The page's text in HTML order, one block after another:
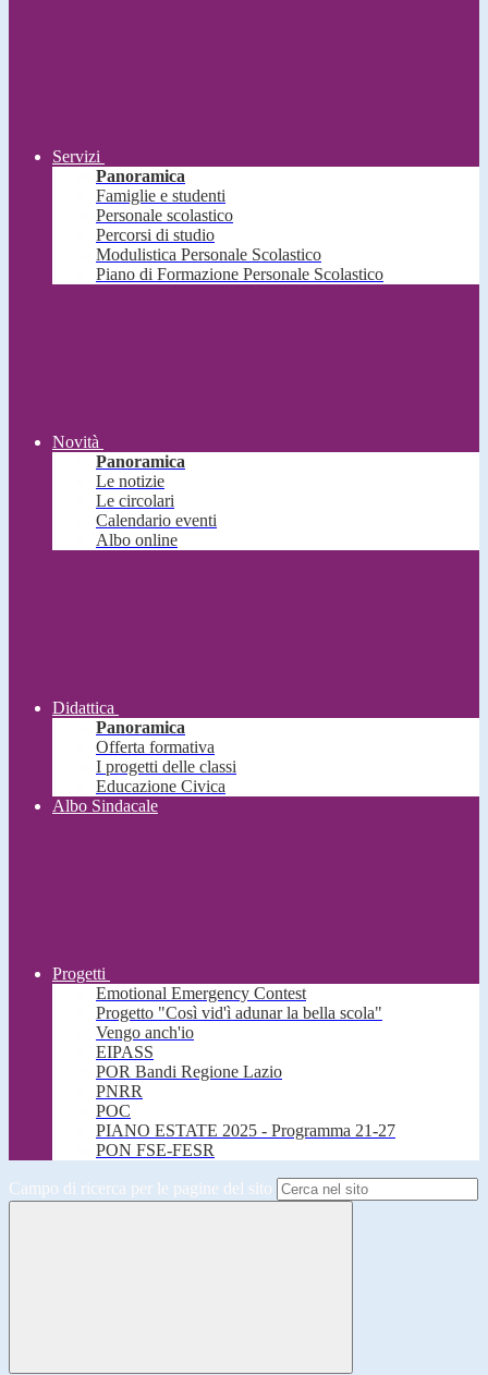
Servizi
Panoramica
Famiglie e studenti
Personale scolastico
Percorsi di studio
Modulistica Personale Scolastico
Piano di Formazione Personale Scolastico
Novità
Panoramica
Le notizie
Le circolari
Calendario eventi
Albo online
Didattica
Panoramica
Offerta formativa
I progetti delle classi
Educazione Civica
Albo Sindacale
Progetti
Emotional Emergency Contest
Progetto "Così vid'ì adunar la bella scola"
Vengo anch'io
EIPASS
POR Bandi Regione Lazio
PNRR
POC
PIANO ESTATE 2025 - Programma 21-27
PON FSE-FESR
Campo di ricerca per le pagine del sito